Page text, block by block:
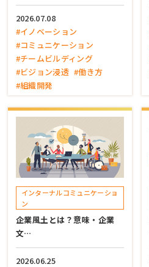
2026.07.08
#イノベーション
#コミュニケーション
#チームビルディング
#ビジョン浸透 #働き方
#組織開発
インターナルコミュニケーショ
ン
企業風土とは？意味・企業
文…
2026.06.25